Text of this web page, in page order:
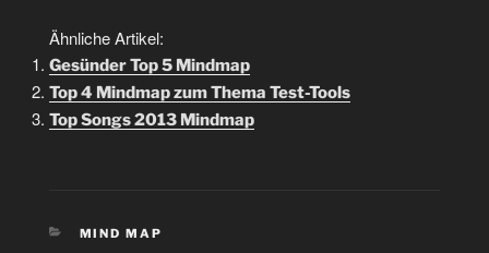
Ähnliche Artikel:
Gesünder Top 5 Mindmap
Top 4 Mindmap zum Thema Test-Tools
Top Songs 2013 Mindmap
KATEGORIEN
MIND MAP